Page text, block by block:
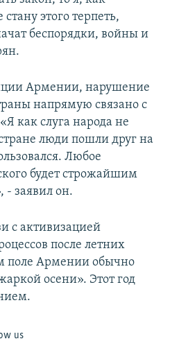
этого терпеть,
беспорядки, войны и
Армении, нарушение
напрямую связано с
как слуга народа не
люди пошли друг на
Любое
будет строжайшим
- заявил он.
с активизацией
после летних
поле Армении обычно
осени». Этот год
us